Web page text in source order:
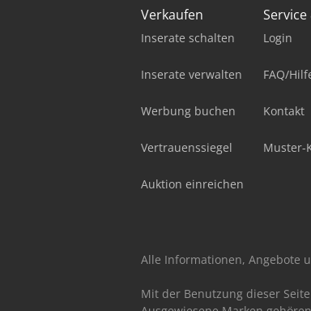
Verkaufen
Inserate schalten
Inserate verwalten
Werbung buchen
Vertrauenssiegel
Auktion einreichen
Login
FAQ/
Kontakt
Muster-
Alle Informationen, Angebote
Mit der Benutzung dieser